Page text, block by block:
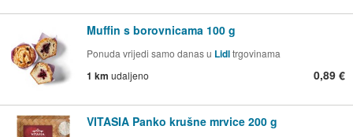
Muffin s borovnicama 100 g
Ponuda vrijedi samo danas u Lidltrgovinama
1 km udaljeno 0,89 €
VITASIA Panko krušne mrvice 200 g